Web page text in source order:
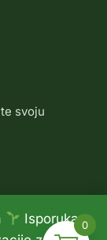
Isporuka
svoju
0